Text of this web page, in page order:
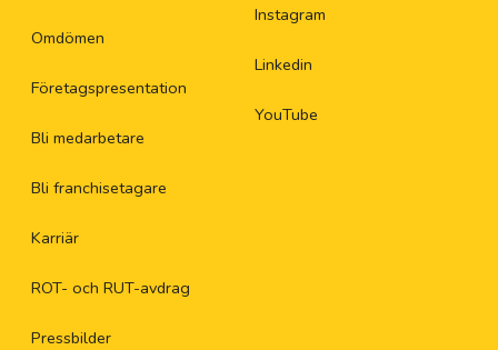
Omdömen
Företagspresentation
Bli medarbetare
Bli franchisetagare
Karriär
ROT- och RUT-avdrag
Pressbilder
Instagram
Linkedin
YouTube